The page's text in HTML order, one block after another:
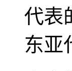
代表
东亚